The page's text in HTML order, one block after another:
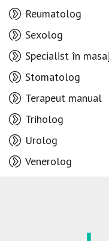
Reumatolog
Sexolog
Specialist în masaj
Stomatolog
Terapeut manual
Triholog
Urolog
Venerolog